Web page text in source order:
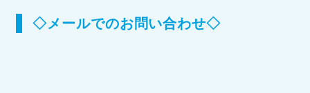
◇メールでのお問い合わせ◇